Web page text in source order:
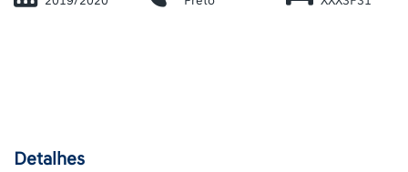
Detalhes